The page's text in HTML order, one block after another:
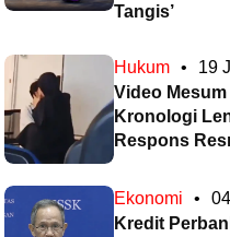
Tangis’
Hukum •
19
Video
Kronologi
Respons
Ekonomi •
Kredit